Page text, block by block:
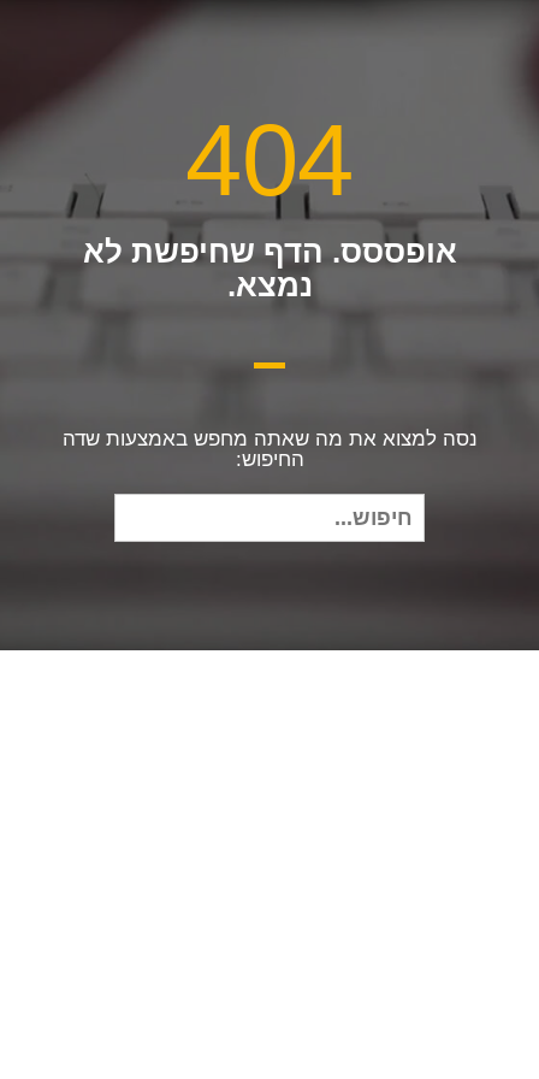
404
אופססס. הדף שחיפשת לא
נמצא.
נסה למצוא את מה שאתה מחפש באמצעות שדה
החיפוש:
חיפוש
עבור: